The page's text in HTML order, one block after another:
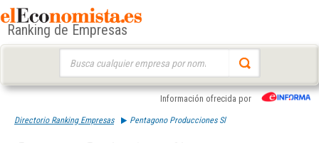
Ranking de Empresas
Información ofrecida por
Directorio Ranking Empresas Pentagono Producciones Sl